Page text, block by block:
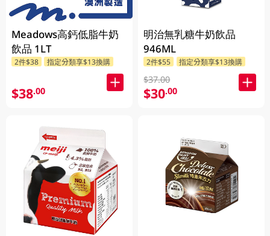
Meadows高鈣低脂牛奶
飲品 1LT
2件$38 指定分類享$13換購
$38.00
明治無乳糖牛奶飲品
946ML
2件$55 指定分類享$13換購
$37.00
$30.00